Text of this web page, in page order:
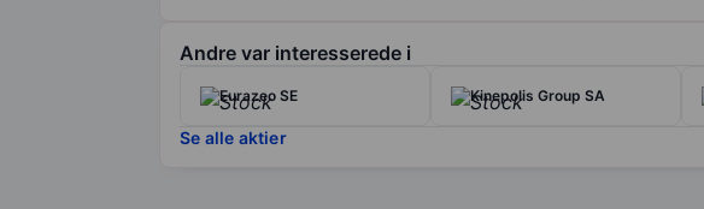
Andre var interesserede i
Eurazeo SE Kinepolis Group SA
Se alle aktier